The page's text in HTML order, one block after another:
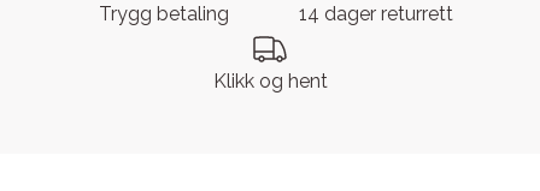
Trygg betaling 14 dager returrett
Klikk og hent